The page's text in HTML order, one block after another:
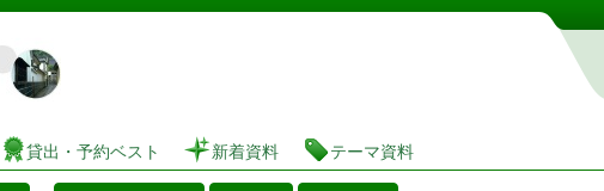
図書館 蔵書検索・予約システム
貸出・予約ベスト 新着資料 テーマ資料